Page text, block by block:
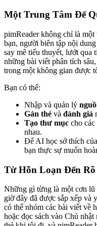
Một Trung Tâm Để
pimReader không chỉ là
bạn, người biên tập nội
say mê tiểu thuyết, lướt qua
những bài viết phân tích
trong một không gian được
Bạn có thể:
Nhập và quản lý
Gán thẻ và đánh giá
Tạo thư mục cho
nhau.
Để AI học sở thích
bạn thực sự muốn
Từ Hỗn Loạn Đến Rõ
Những gì từng là một cơn
giờ đây đã được sắp xếp và
có thể nhóm các bài viết về
hoặc đọc sách vào Chủ